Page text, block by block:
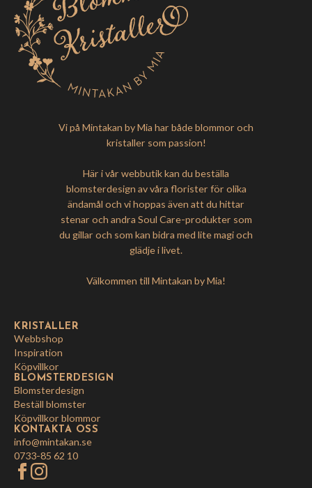
Vi på Mintakan by Mia har både blommor och
kristaller som passion!
Här i vår webbutik kan du beställa
blomsterdesign av våra florister för olika
ändamål och vi hoppas även att du hittar
stenar och andra Soul Care-produkter som
du gillar och som kan bidra med lite magi och
glädje i livet.
Välkommen till Mintakan by Mia!
KRISTALLER
Webbshop
Inspiration
Köpvillkor
BLOMSTERDESIGN
Blomsterdesign
Beställ blomster
Köpvillkor blommor
KONTAKTA OSS
info@mintakan.se
0733-85 62 10